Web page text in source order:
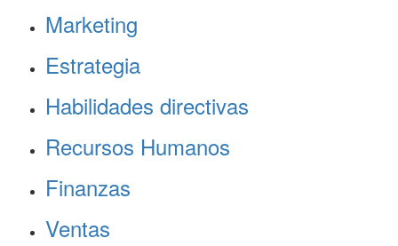
Marketing
Estrategia
Habilidades directivas
Recursos Humanos
Finanzas
Ventas